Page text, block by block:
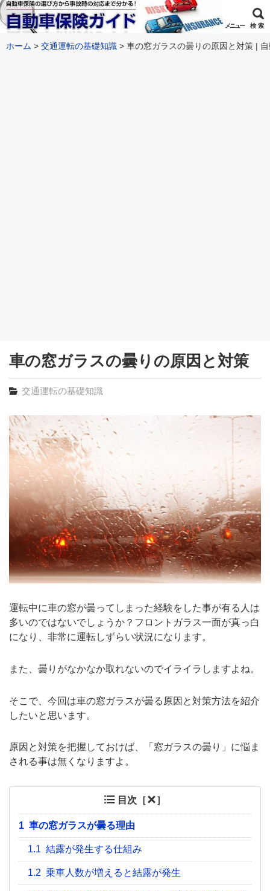
メニュー 検 索
ホーム 交通運転の基礎知識 車の窓ガラスの曇りの原因と対策 |
車の窓ガラスの曇りの原因と対策
交通運転の基礎知識
運転中に車の窓が曇ってしまった経験をした事が有る人は
多いのではないでしょうか？フロントガラス一面が真っ白
になり、非常に運転しずらい状況になります。
また、曇りがなかなか取れないのでイライラしますよね。
そこで、今回は車の窓ガラスが曇る原因と対策方法を紹介
したいと思います。
原因と対策を把握しておけば、「窓ガラスの曇り」に悩ま
される事は無くなりますよ。
目次［ ］
1 車の窓ガラスが曇る理由
1.1 結露が発生する仕組み
1.2 乗車人数が増えると結露が発生